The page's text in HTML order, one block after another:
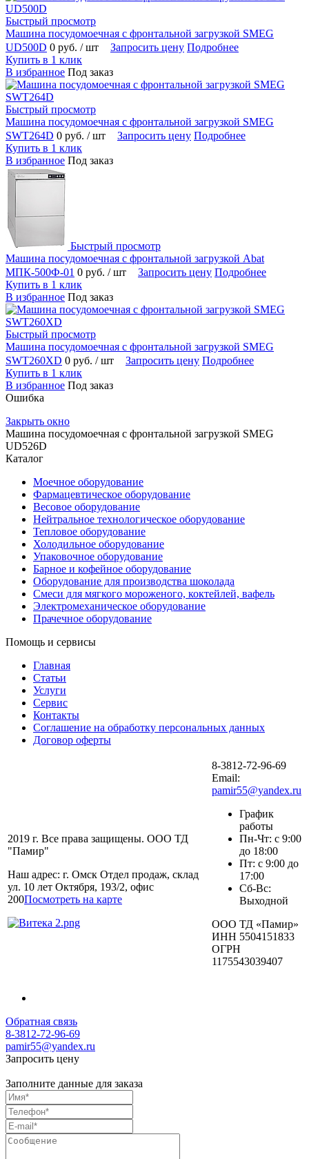
Быстрый просмотр
Машина посудомоечная с фронтальной загрузкой SMEG
UD500D 0 руб. / шт Запросить цену Подробнее
Купить в 1 клик
В избранное Под заказ
Быстрый просмотр
Машина посудомоечная с фронтальной загрузкой SMEG
SWT264D 0 руб. / шт Запросить цену Подробнее
Купить в 1 клик
В избранное Под заказ
Быстрый просмотр
Машина посудомоечная с фронтальной загрузкой Abat
МПК-500Ф-01 0 руб. / шт Запросить цену Подробнее
Купить в 1 клик
В избранное Под заказ
Быстрый просмотр
Машина посудомоечная с фронтальной загрузкой SMEG
SWT260XD 0 руб. / шт Запросить цену Подробнее
Купить в 1 клик
В избранное Под заказ
Ошибка
Закрыть окно
Машина посудомоечная с фронтальной загрузкой SMEG
UD526D
Каталог
Моечное оборудование
Фармацевтическое оборудование
Весовое оборудование
Нейтральное технологическое оборудование
Тепловое оборудование
Холодильное оборудование
Упаковочное оборудование
Барное и кофейное оборудование
Оборудование для производства шоколада
Смеси для мягкого мороженого, коктейлей, вафель
Электромеханическое оборудование
Прачечное оборудование
Помощь и сервисы
Главная
Статьи
Услуги
Сервис
Контакты
Соглашение на обработку персональных данных
Договор оферты
2019 г. Все права защищены. ООО ТД
"Памир"
Наш адрес: г. Омск Отдел продаж, склад
ул. 10 лет Октября, 193/2, офис
200Посмотреть на карте
8-3812-72-96-69
Email:
pamir55@yandex.ru
График
работы
Пн-Чт: с 9:00
до 18:00
Пт: с 9:00 до
17:00
Сб-Вс:
Выходной
ООО ТД «Памир»
ИНН 5504151833
ОГРН
1175543039407
Обратная связь
8-3812-72-96-69
pamir55@yandex.ru
Запросить цену
Заполните данные для заказа